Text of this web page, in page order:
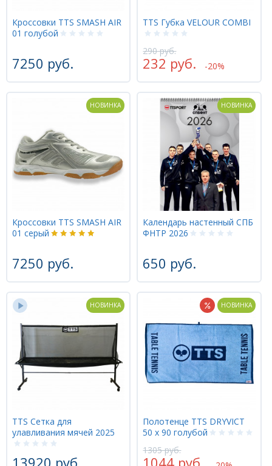
Кроссовки TTS SMASH AIR
01 голубой
7250 руб.
TTS Губка VELOUR COMBI
290 руб.
232 руб. -20%
НОВИНКА
Кроссовки TTS SMASH AIR
01 серый
7250 руб.
НОВИНКА
Календарь настенный СПБ
ФНТР 2026
650 руб.
НОВИНКА
TTS Сетка для
улавливания мячей 2025
НОВИНКА
Полотенце TTS DRYVICT
50 х 90 голубой
1305 руб.